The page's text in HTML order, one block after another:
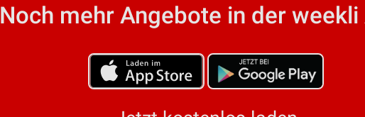
Noch mehr Angebote in der weekli